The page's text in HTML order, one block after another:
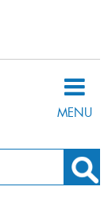
MENU